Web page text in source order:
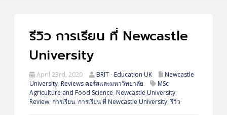
รีวิว การเรียน ที่ Newcastle
University
April 23rd, 2020 BRIT - Education UK
Newcastle
University, Reviews คอร์สและมหาวิทยาลัย
MSc
Agriculture and Food Science, Newcastle University,
Review, การเรียน, การเรียน ที่ Newcastle University,รีวิว